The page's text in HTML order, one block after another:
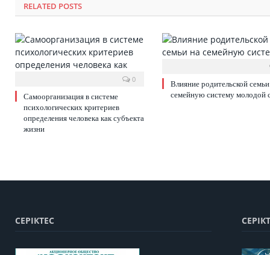
RELATED POSTS
0
Самоорганизация в системе
психологических критериев
определения человека как субъекта
жизни
Влияние родительской
семейную систему молодой
СЕРІКТЕС